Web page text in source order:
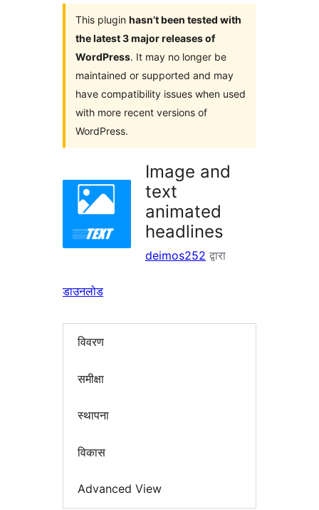
This plugin hasn’t been tested with
the latest 3 major releases of
WordPress. It may no longer be
maintained or supported and may
have compatibility issues when used
with more recent versions of
WordPress.
Image and
text
animated
headlines
deimos252 द्वारा
डाउनलोड
विवरण
समीक्षा
स्थापना
विकास
Advanced View